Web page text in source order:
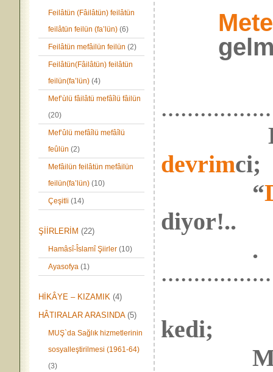
Feilâtün (Fâilâtün) feilâtün
feilâtün feilün (fa’lün) (6)
Feilâtün mefâilün feilün (2)
Feilâtün(Fâilâtün) feilâtün
feilün(fa’lün) (4)
Mef’ùlü fâilâtü mefâîlü fâilün
(20)
Mef’ûlü mefâîlü mefâîlü
feûlün (2)
Mefâilün feilâtün mefâilün
feilün(fa’lün) (10)
Çeşitli (14)
ŞİİRLERİM (22)
Hamâsî-Îslamî Şiirler (10)
Ayasofya (1)
HİKÂYE – KIZAMIK (4)
HÂTIRALAR ARASINDA(5)
MUŞ`da Sağlık hizmetlerinin
sosyalleştirilmesi (1961-64)
(3)
devrimci;
“
diyor!..
.
kedi;